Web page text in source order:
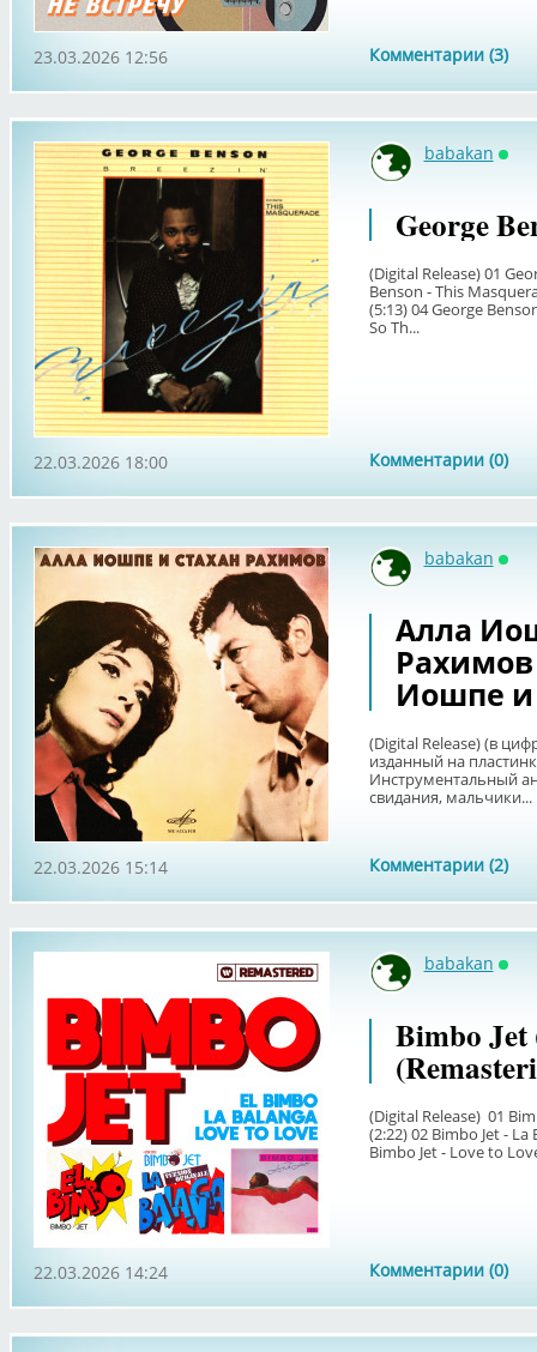
Комментарии (3)
23.03.2026 12:56
babakan
George
(Digital Release) 01
Benson - This
(5:13) 04 George
So Th...
Комментарии (0)
22.03.2026 18:00
babakan
Алла
Рахимов
Иошпе и
(Digital Release) (в
изданный на
Инструментальный
свидания, мальчики...
Комментарии (2)
22.03.2026 15:14
babakan
Bimbo Jet
(Digital Release) 01
(2:22) 02 Bimbo Jet -
Bimbo Jet - Love to
Комментарии (0)
22.03.2026 14:24